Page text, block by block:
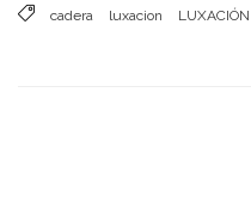
cadera luxacion